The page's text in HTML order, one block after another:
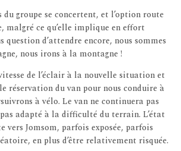
du groupe se concertent, et l’option route
malgré ce qu’elle implique en effort
question d’attendre encore, nous sommes
nous irons à la montagne !
de l’éclair à la nouvelle situation et
réservation du van pour nous conduire à
à vélo. Le van ne continuera pas
adapté à la difficulté du terrain. L’état
vers Jomsom, parfois exposée, parfois
en plus d’être relativement risquée.